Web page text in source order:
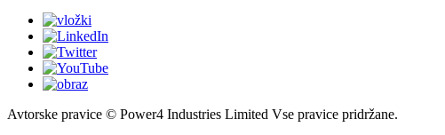
Avtorske pravice © Power4 Industries Limited Vse pravice pridržane.